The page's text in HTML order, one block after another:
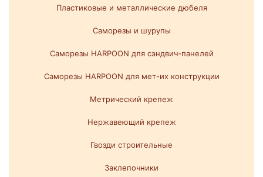
Пластиковые и металлические дюбеля
Саморезы и шурупы
Саморезы HARPOON для сэндвич-панелей
Саморезы HARPOON для мет-их конструкции
Метрический крепеж
Нержавеющий крепеж
Гвозди строительные
Заклепочники